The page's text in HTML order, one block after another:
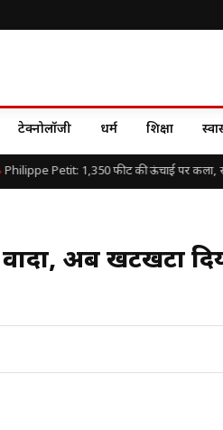
टेक्नोलॉजी धर्म शिक्षा
Petit: 1,350 फीट की ऊंचाई पर कला,
अब खटखटा